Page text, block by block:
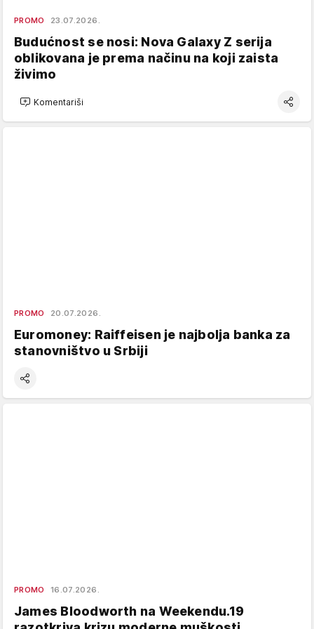
PROMO 23.07.2026.
Budućnost se nosi: Nova Galaxy Z serija
oblikovana je prema načinu na koji zaista
živimo
Komentariši
PROMO 20.07.2026.
Euromoney: Raiffeisen je najbolja banka za
stanovništvo u Srbiji
PROMO 16.07.2026.
James Bloodworth na Weekendu.19